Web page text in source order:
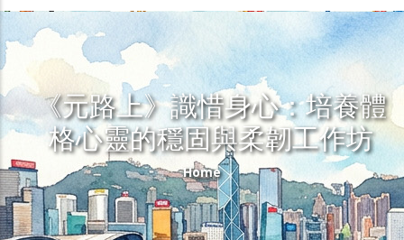
《元路上》識惜身心：培養體
格心靈的穩固與柔韌工作坊
Breadcrumb
Home